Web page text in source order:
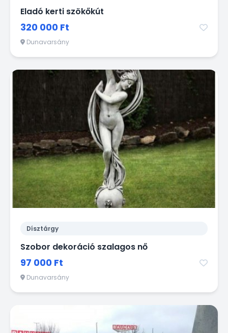
Eladó kerti szökőkút
320 000 Ft
Dunavarsány
Dísztárgy
Szobor dekoráció szalagos nő
97 000 Ft
Dunavarsány